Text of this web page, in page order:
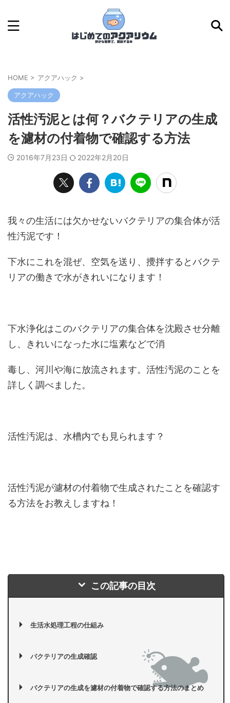
HOME > アクアハック >
アクアハック
活性汚泥とは何？バクテリアの生成
を濾材の付着物で確認する方法
2016年7月23日 2022年2月20日
我々の生活には欠かせないバクテリアの集合体が活
性汚泥です！
下水にこれを混ぜ、空気を送り、攪拌するとバクテ
リアの働きで水がきれいになります！
下水浄化はこのバクテリアの集合体を沈殿させ分離
し、きれいになった水に塩素などで消
毒し、河川や海に放流されます。活性汚泥のことを
詳しく調べました。
活性汚泥は、水槽内でも見られます？
活性汚泥が濾材の付着物で生成されたことを確認す
る方法をお教えしますね！
この記事の目次
生活水処理工程の仕組み
バクテリアの生成確認
バクテリアの生成を濾材の付着物で確認する方法のまとめ